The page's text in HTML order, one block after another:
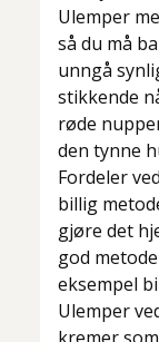
Ulemper
så du må
unngå
stikkende
røde
den tynne
Fordeler
billig
gjøre det
god
eksempel
Ulemper